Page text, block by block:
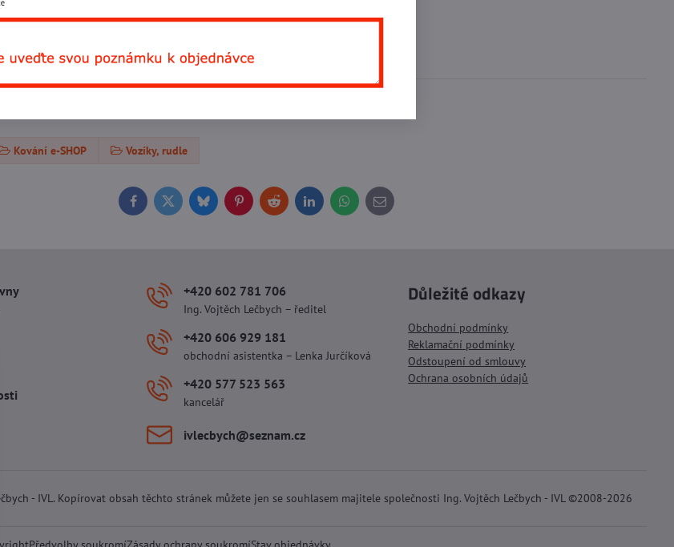
Popis Recenze
Kování e-SHOP Vozíky, rudle
FacebookTwitterBlueskyPinterestRedditLinkedInWhatsApp
E-
mail
+420 602 781 706
Ing. Vojtěch Lečbych – ředitel
+420 606 929 181
obchodní asistentka – Lenka Jurčíková
+420 577 523 563
kancelář
ivlecbych​@seznam​.cz
Důležité odkazy
Obchodní podmínky
Reklamační podmínky
Odstoupení od smlouvy
Ochrana osobních údajů
- IVL. Kopírovat obsah těchto stránek můžete jen se souhlasem majitele společnosti Ing. Vojtěch Lečbych - IVL ©2008-2026